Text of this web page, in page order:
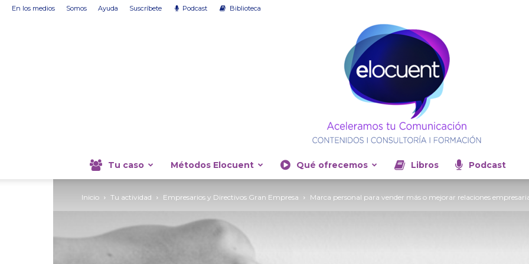
En los medios Somos Ayuda Suscríbete Podcast Biblioteca
Tu caso Métodos Elocuent Qué ofrecemos Libros Podcast
Inicio Tu actividad Empresarios y Directivos Gran Empresa Marca personal para vender más o mejorar relaciones